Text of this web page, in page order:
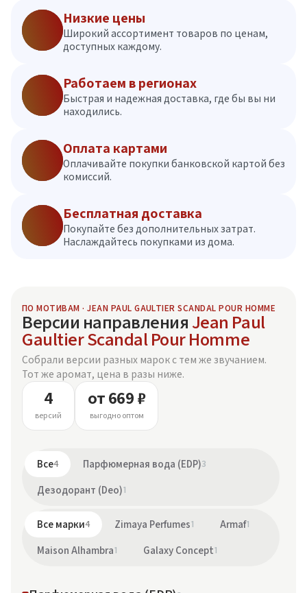
Низкие цены
Широкий ассортимент товаров по ценам,
доступных каждому.
Работаем в регионах
Быстрая и надежная доставка, где бы вы ни
находились.
Оплата картами
Оплачивайте покупки банковской картой без
комиссий.
Бесплатная доставка
Покупайте без дополнительных затрат.
Наслаждайтесь покупками из дома.
ПО МОТИВАМ · JEAN PAUL GAULTIER SCANDAL POUR HOMME
Версии направления Jean Paul
Gaultier Scandal Pour Homme
Собрали версии разных марок с тем же звучанием.
Тот же аромат, цена в разы ниже.
4
версий
от 669 ₽
выгодно оптом
Все4 Парфюмерная вода (EDP)3
Дезодорант (Deo)1
Все марки4 Zimaya Perfumes1 Armaf1
Maison Alhambra1 Galaxy Concept1